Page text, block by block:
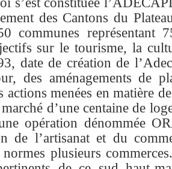
des Cantons du
communes représentant
sur le tourisme, la
date de création de
des aménagements de
actions menées en matière
d’une centaine de
opération dénommée
de l’artisanat et du
plusieurs